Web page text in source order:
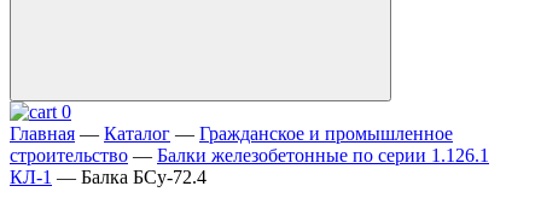
0
Главная — Каталог — Гражданское и промышленное
строительство — Балки железобетонные по серии 1.126.1
КЛ-1 — Балка БСу-72.4